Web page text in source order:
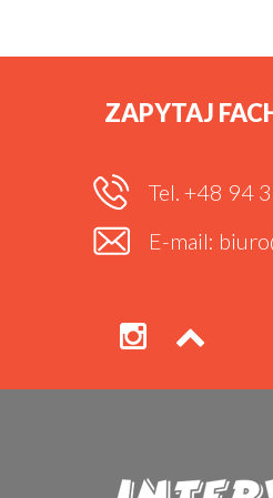
ZAPYTAJ
Tel. +48 94
E-mail: